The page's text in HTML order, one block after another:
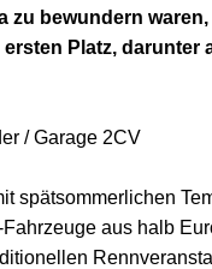
zu bewundern
Platz, darunter
/ Garage 2CV
spätsommerlichen
aus halb